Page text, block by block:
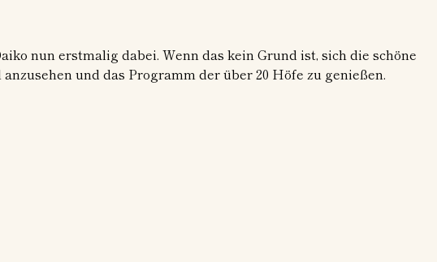
nun erstmalig dabei. Wenn das kein Grund ist, sich die schöne
und das Programm der über 20 Höfe zu genießen.